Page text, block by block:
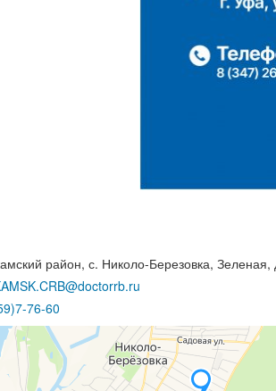
район, с. Николо-Березовка, Зеленая,
76-60